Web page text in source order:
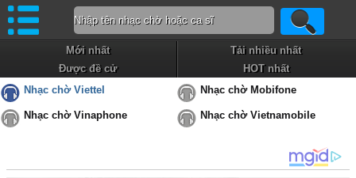
Mới nhất
Tải nhiều nhất
Được đề cử
HOT nhất
Nhạc chờ Viettel
Nhạc chờ Mobifone
Nhạc chờ Vinaphone Nhạc chờ Vietnamobile